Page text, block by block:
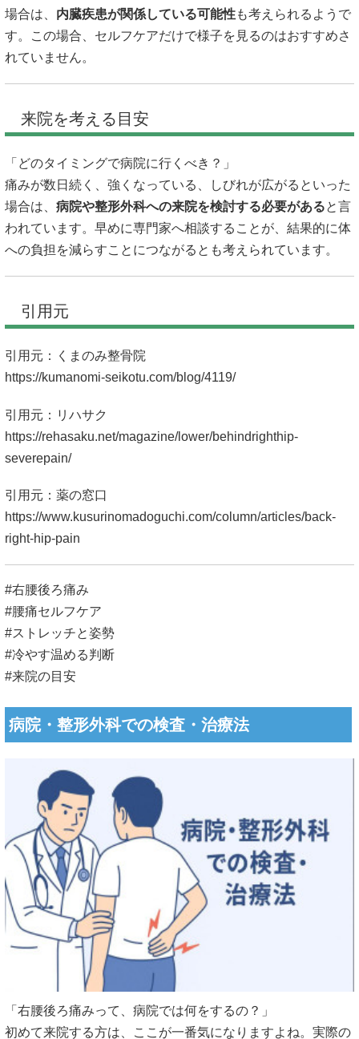
場合は、 内臓疾患が関係している可能性も考えられるようで
す。この場合、セルフケアだけで様子を見るのはおすすめさ
れていません。
来院を考える目安
「どのタイミングで病院に行くべき？」
痛みが数日続く、強くなっている、しびれが広がるといった
場合は、 病院や整形外科への来院を検討する必要があると言
われています。早めに専門家へ相談することが、結果的に体
への負担を減らすことにつながるとも考えられています。
引用元
引用元：くまのみ整骨院
https://kumanomi-seikotu.com/blog/4119/
引用元：リハサク
https://rehasaku.net/magazine/lower/behindrighthip-
severepain/
引用元：薬の窓口
https://www.kusurinomadoguchi.com/column/articles/back-
right-hip-pain
#右腰後ろ痛み
#腰痛セルフケア
#ストレッチと姿勢
#冷やす温める判断
#来院の目安
病院・整形外科での検査・治療法
「右腰後ろ痛みって、病院では何をするの？」
初めて来院する方は、ここが一番気になりますよね。実際の